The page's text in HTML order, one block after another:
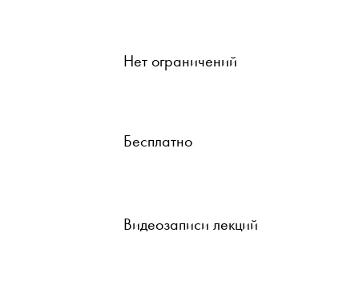
Нет ограничений
Бесплатно
Видеозаписи лекций